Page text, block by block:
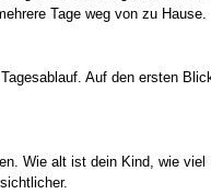
Tage weg von zu Hause.
Auf den ersten
Wie alt ist dein Kind, wie